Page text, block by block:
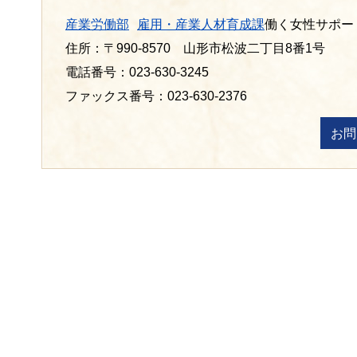
産業労働部 雇用・産業人材育成課働く女性サポー
住所：〒990-8570 山形市松波二丁目8番1号
電話番号：023-630-3245
ファックス番号：023-630-2376